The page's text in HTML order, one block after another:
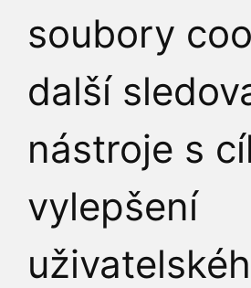
soubory
další
nástroje s
vylepšení
JAK K